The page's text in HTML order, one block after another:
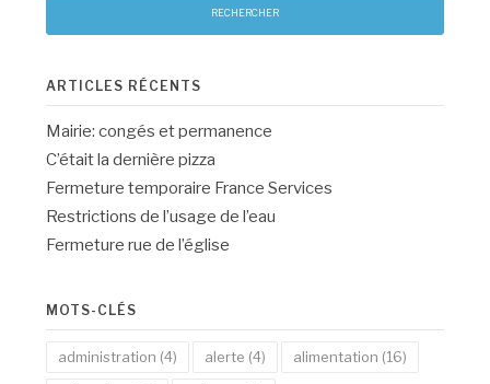
ARTICLES RÉCENTS
Mairie: congés et permanence
C’était la dernière pizza
Fermeture temporaire France Services
Restrictions de l’usage de l’eau
Fermeture rue de l’église
MOTS-CLÉS
administration (4) alerte (4) alimentation (16)